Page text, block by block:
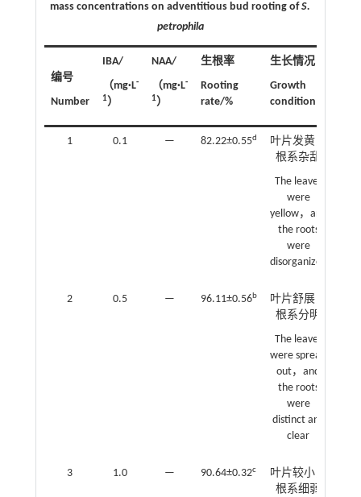
mass concentrations on adventitious bud rooting ofS.
petrophila
编号
Number
IBA/
（mg·L-
1）
NAA/
（mg·L-
1）
生根率
Rooting
rate/%
生长情况
Growth
condition
1 0.1 — 82.22±0.55d
叶片发黄，
根系杂乱
The leaves
were
yellow，and
the roots
were
disorganized
2 0.5 — 96.11±0.56 b
叶片舒展，
根系分明
The leaves
were spread
out，and
the roots
were
distinct and
clear
3 1.0 — 90.64±0.32c
叶片较小，
根系细弱